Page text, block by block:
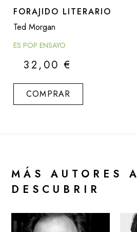
FORAJIDO LITERARIO
Ted Morgan
ES POP ENSAYO
32,00€
COMPRAR
MÁS AUTORES A
DESCUBRIR